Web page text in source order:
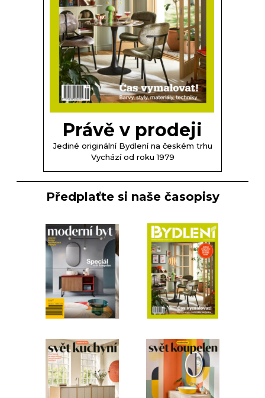
Právě v prodeji
Jediné originální Bydlení na českém trhu
Vychází od roku 1979
Předplaťte si naše časopisy